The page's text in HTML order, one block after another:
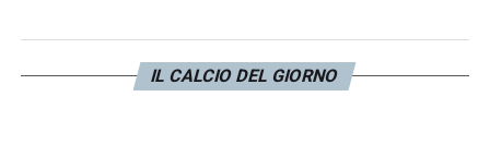
indonesiana il miglior campionato del sud-
est asiatico, gestito in modo professionale,
IL CALCIO DEL GIORNO